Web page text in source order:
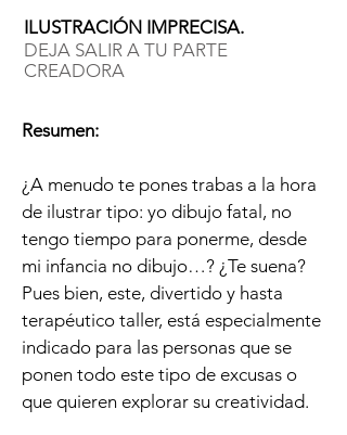
ILUSTRACIÓN IMPRECISA.
DEJA SALIR A TU PARTE
CREADORA
Resumen:
¿A menudo te pones trabas a la hora
de ilustrar tipo: yo dibujo fatal, no
tengo tiempo para ponerme, desde
mi infancia no dibujo…? ¿Te suena?
Pues bien, este, divertido y hasta
terapéutico taller, está especialmente
indicado para las personas que se
ponen todo este tipo de excusas o
que quieren explorar su creatividad.